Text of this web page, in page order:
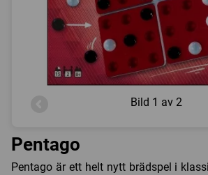
Bild 1 av 2
Pentago
Pentago är ett helt nytt brädspel i